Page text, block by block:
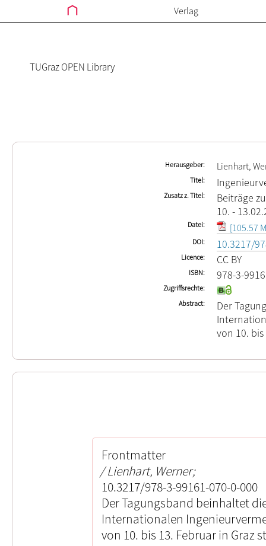
Verlag
TUGraz OPEN Library
Herausgeber Lienhart,
Titel
Zusatz z. Titel
Beiträge
10. -
Datei [105.57
DOI 10.3217/
Licence CC BY
ISBN 978-3-
Zugriffsrechte
Abstract
Der
von 10.
Frontmatter
Lienhart, Werner;
10.3217/978-3-99161-070-0-000
Der Tagungsband beinhaltet
Internationalen
von 10. bis 13. Februar in Graz